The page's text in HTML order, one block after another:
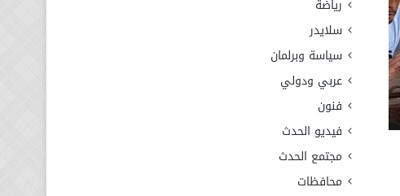
رياضة
سلايدر
سياسة وبرلمان
عربي ودولي
فنون
فيديو الحدث
مجتمع الحدث
محافظات